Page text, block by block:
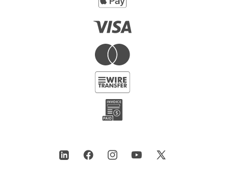
LinkedInFacebookInstagramYouTubeX（Twitter）